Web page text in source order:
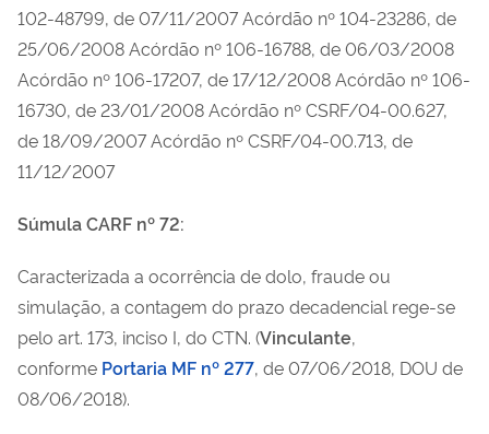
102-48799, de 07/11/2007 Acórdão nº 104-23286, de
25/06/2008 Acórdão nº 106-16788, de 06/03/2008
Acórdão nº 106-17207, de 17/12/2008 Acórdão nº 106-
16730, de 23/01/2008 Acórdão nº CSRF/04-00.627,
de 18/09/2007 Acórdão nº CSRF/04-00.713, de
11/12/2007
Súmula CARF nº 72:
Caracterizada a ocorrência de dolo, fraude ou
simulação, a contagem do prazo decadencial rege-se
pelo art. 173, inciso I, do CTN. (Vinculante,
conforme Portaria MF nº 277, de 07/06/2018, DOU de
08/06/2018).